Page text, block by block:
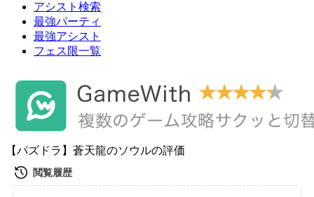
アシスト検索
最強パーティ
最強アシスト
フェス限一覧
【パズドラ】蒼天龍のソウルの評価